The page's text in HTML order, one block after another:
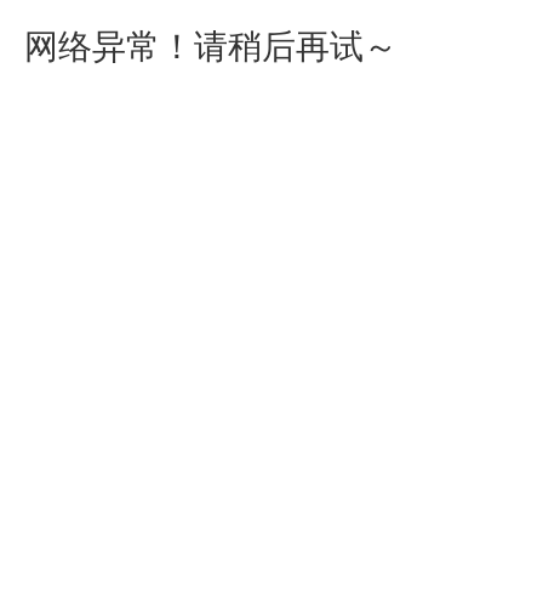
网络异常！请稍后再试～